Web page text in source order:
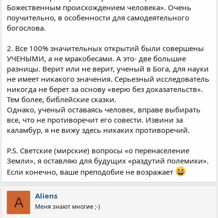
Божественным происхождением человека». Очень
поучительно, в особенности для самодеятельного
богослова.
2. Все 100% значительных открытий были совершены
УЧЕНЫМИ, а не мракобесами. А это- две большие
разницы. Верит или не верит, ученый в Бога, для науки
не имеет никакого значения. Серьезный исследователь
никогда не берет за основу «верю без доказательств».
Тем более, библейские сказки.
Однако, ученый оставаясь человек, вправе выбирать
все, что не противоречит его совести. Извини за
каламбур, я не вижу здесь никаких противоречий.
Р.S. Светские (мирские) вопросы «о перенаселение
Земли», я оставляю для будущих «раздутий полемики».
Если конечно, ваше преподобие не возражает
A Aliens
Меня знают многие ;-)